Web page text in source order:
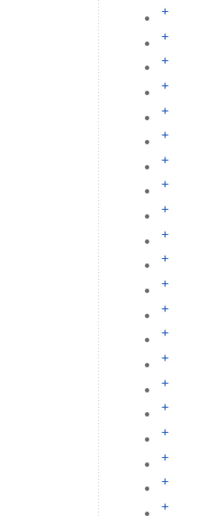
+
+
+
+
+
+
+
+
+
+
+
+
+
+
+
+
+
+
+
+
+